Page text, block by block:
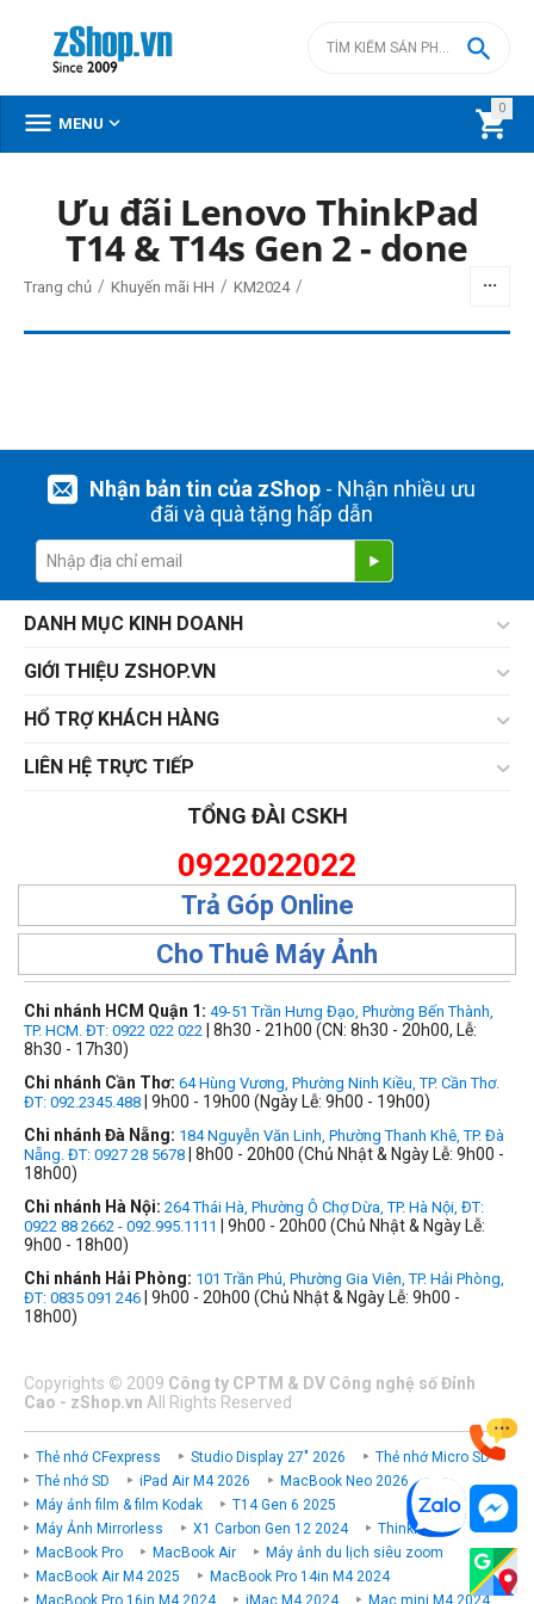
0


 MENU 
Menu
Ưu đãi Lenovo ThinkPad
T14 & T14s Gen 2 - done
Trang chủ / Khuyến mãi HH / KM2024 /
Nhận bản tin của zShop- Nhận nhiều ưu
đãi và quà tặng hấp dẫn
DANH MỤC KINH DOANH
GIỚI THIỆU ZSHOP.VN
HỔ TRỢ KHÁCH HÀNG
LIÊN HỆ TRỰC TIẾP
TỔNG ĐÀI CSKH
0922022022
Trả Góp Online
Cho Thuê Máy Ảnh
Chi nhánh HCM Quận 1: 49-51 Trần Hưng Đạo, Phường Bến Thành,
TP. HCM. ĐT: 0922 022 022 | 8h30 - 21h00 (CN: 8h30 - 20h00, Lễ:
8h30 - 17h30)
Chi nhánh Cần Thơ: 64 Hùng Vương, Phường Ninh Kiều, TP. Cần Thơ.
ĐT: 092.2345.488 | 9h00 - 19h00 (Ngày Lễ: 9h00 - 19h00)
Chi nhánh Đà Nẵng: 184 Nguyễn Văn Linh, Phường Thanh Khê, TP. Đà
Nẵng. ĐT: 0927 28 5678 | 8h00 - 20h00 (Chủ Nhật & Ngày Lễ: 9h00 -
18h00)
Chi nhánh Hà Nội: 264 Thái Hà, Phường Ô Chợ Dừa, TP. Hà Nội, ĐT:
0922 88 2662 - 092.995.1111
| 9h00 - 20h00 (Chủ Nhật & Ngày Lễ:
9h00 - 18h00)
Chi nhánh Hải Phòng: 101 Trần Phú, Phường Gia Viên, TP. Hải Phòng,
ĐT: 0835 091 246 | 9h00 - 20h00 (Chủ Nhật & Ngày Lễ: 9h00 -
18h00)
Copyrights © 2009 Công ty CPTM & DV Công nghệ số Đỉnh
Cao - zShop.vn All Rights Reserved
Thẻ nhớ CFexpress Studio Display 27" 2026
Thẻ nhớ Micro SD
Thẻ nhớ SD
iPad Air M4 2026
MacBook Neo 2026
Máy ảnh film & film Kodak
T14 Gen 6 2025
Máy Ảnh Mirrorless
X1 Carbon Gen 12 2024
ThinkPad P
MacBook Pro
MacBook Air
Máy ảnh du lịch siêu zoom
MacBook Air M4 2025
MacBook Pro 14in M4 2024
MacBook Pro 16in M4 2024
iMac M4 2024 Mac mini M4 2024